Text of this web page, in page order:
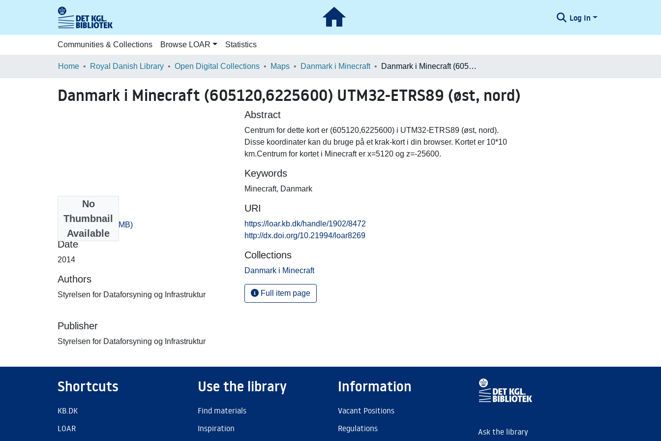
Log In
Communities & Collections Browse LOAR Statistics
Home Royal Danish Library Open Digital Collections Maps Danmark i Minecraft Danmark i Minecraft (605120,6225600) UTM32-ETRS89 (øst, nord)
Danmark i Minecraft (605120,6225600) UTM32-ETRS89 (øst, nord)
No
Thumbnail
Available
0_-60.zip(318.48 MB)
Date
2014
Authors
Styrelsen for Dataforsyning og Infrastruktur
Publisher
Styrelsen for Dataforsyning og Infrastruktur
Abstract
Centrum for dette kort er (605120,6225600) i UTM32-ETRS89 (øst, nord).
Disse koordinater kan du bruge på et krak-kort i din browser. Kortet er 10*10
km.Centrum for kortet i Minecraft er x=5120 og z=-25600.
Keywords
Minecraft, Danmark
URI
https://loar.kb.dk/handle/1902/8472
http://dx.doi.org/10.21994/loar8269
Collections
Danmark i Minecraft
Full item page
Shortcuts
KB.DK
LOAR
Use the library
Find materials
Inspiration
Information
Vacant Positions
Regulations
Ask the library